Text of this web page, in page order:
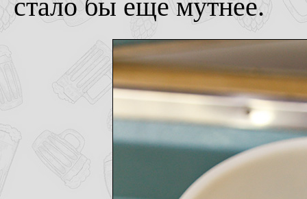
стало бы еще мутнее.